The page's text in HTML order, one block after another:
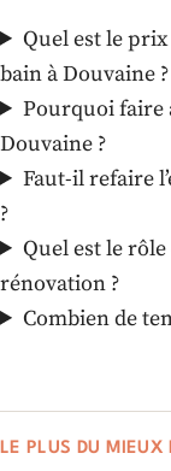
Quel est le
bain à Douvaine ?
Pourquoi faire
Douvaine ?
Faut-il refaire
?
Quel est le
rénovation ?
Combien de
LE PLUS DU MIEUX